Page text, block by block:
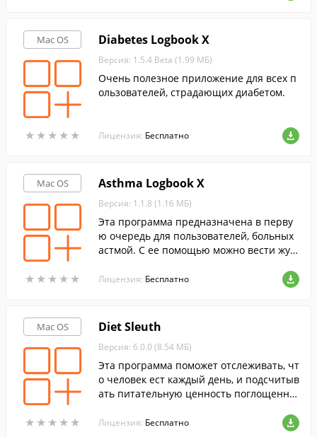
Mac OS
★ ★ ★ ★ ★
★ ★ ★ ★ ★
Diabetes Logbook X
Версия: 1.5.4 Beta (1.99 МБ)
Очень полезное приложение для всех п
ользователей, страдающих диабетом.
Лицензия: Бесплатно
Mac OS
★ ★ ★ ★ ★
★ ★ ★ ★ ★
Asthma Logbook X
Версия: 1.1.8 (1.16 МБ)
Эта программа предназначена в перву
ю очередь для пользователей, больных
астмой. С ее помощью можно вести жур
Лицензия: Бесплатно
Mac OS
★ ★ ★ ★ ★
★ ★ ★ ★ ★
Diet Sleuth
Версия: 6.0.0 (8.54 МБ)
Эта программа поможет отслеживать, чт
о человек ест каждый день, и подсчитыв
ать питательную ценность поглощенно
Лицензия: Бесплатно